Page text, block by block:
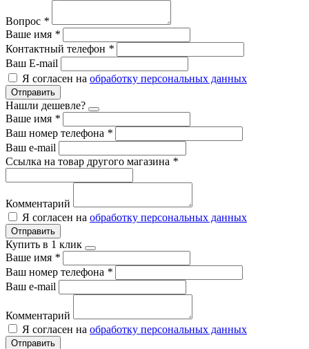
Вопрос *
Ваше имя *
Контактный телефон *
Ваш E-mail
Я согласен на обработку персональных данных
Отправить
Нашли дешевле?
Ваше имя *
Ваш номер телефона *
Ваш e-mail
Ссылка на товар другого магазина *
Комментарий
Я согласен на обработку персональных данных
Отправить
Купить в 1 клик
Ваше имя *
Ваш номер телефона *
Ваш e-mail
Комментарий
Я согласен на обработку персональных данных
Отправить